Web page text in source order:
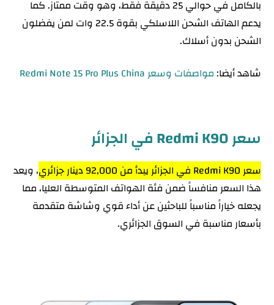
بالكامل في حوالي 25 دقيقة فقط، وهو وقت ممتاز. كما
يدعم الهاتف الشحن اللاسلكي بقوة 22.5 وات لمن يفضلون
الشحن بدون أسلاك.
شاهد أيضا:مواصفات وسعر Redmi Note 15 Pro Plus China
سعر Redmi K90 في الجزائر
سعر Redmi K90 في الجزائر يبدأ من 92,000 دينار جزائري
، ويعد
هذا السعر منافساً ضمن فئة الهواتف المتوسطة العليا، مما
يجعله خياراً مناسباً للباحثين عن أداء قوي وشاشة متقدمة
بأسعار مناسبة في السوق الجزائري.